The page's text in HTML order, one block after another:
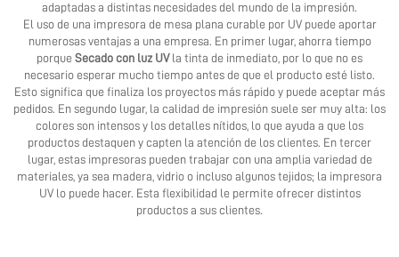
adaptadas a distintas necesidades del mundo de la impresión.
El uso de una impresora de mesa plana curable por UV puede aportar
numerosas ventajas a una empresa. En primer lugar, ahorra tiempo
porque Secado con luz UV la tinta de inmediato, por lo que no es
necesario esperar mucho tiempo antes de que el producto esté listo.
Esto significa que finaliza los proyectos más rápido y puede aceptar más
pedidos. En segundo lugar, la calidad de impresión suele ser muy alta: los
colores son intensos y los detalles nítidos, lo que ayuda a que los
productos destaquen y capten la atención de los clientes. En tercer
lugar, estas impresoras pueden trabajar con una amplia variedad de
materiales, ya sea madera, vidrio o incluso algunos tejidos; la impresora
UV lo puede hacer. Esta flexibilidad le permite ofrecer distintos
productos a sus clientes.